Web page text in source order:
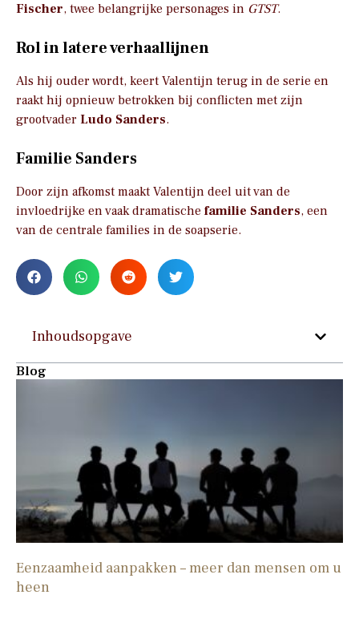
Fischer, twee belangrijke personages in GTST.
Rol in latere verhaallijnen
Als hij ouder wordt, keert Valentijn terug in de serie en
raakt hij opnieuw betrokken bij conflicten met zijn
grootvader Ludo Sanders.
Familie Sanders
Door zijn afkomst maakt Valentijn deel uit van de
invloedrijke en vaak dramatische familie Sanders, een
van de centrale families in de soapserie.
Inhoudsopgave
Blog
Eenzaamheid aanpakken – meer dan mensen om u
heen